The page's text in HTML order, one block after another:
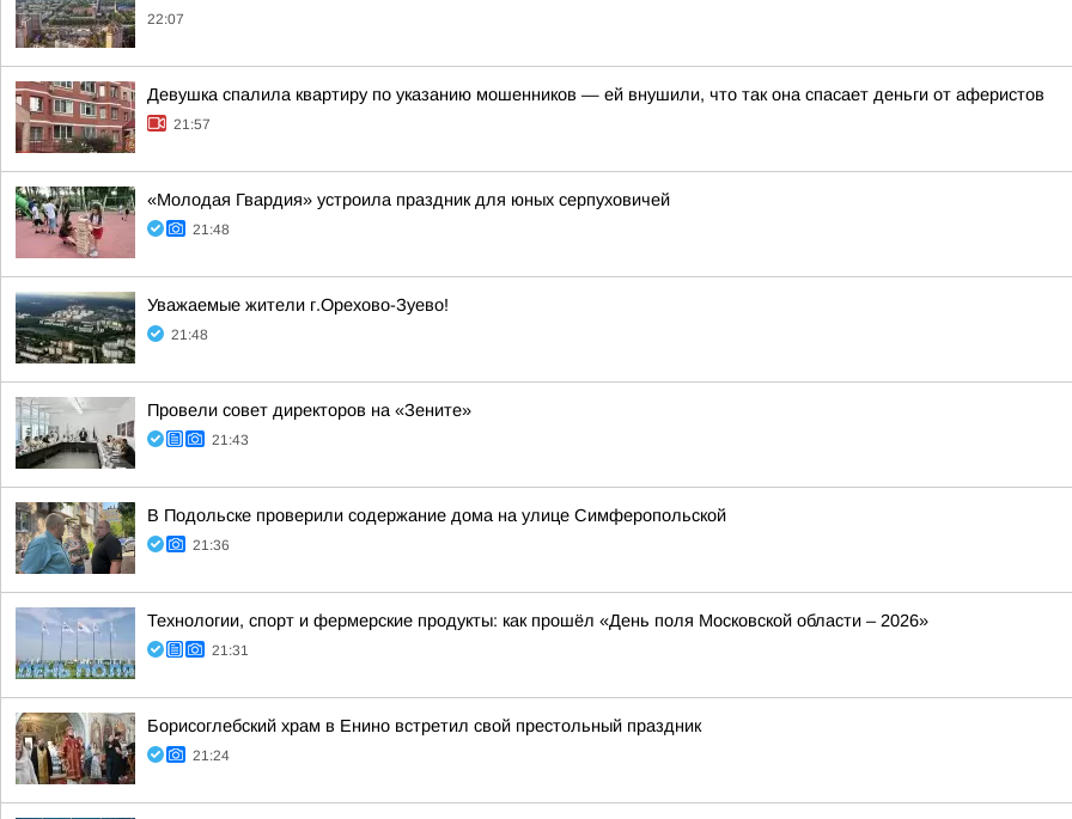
22:07
Девушка спалила квартиру по указанию мошенников — ей внушили, что так она спасает деньги от аферистов
21:57
«Молодая Гвардия» устроила праздник для юных серпуховичей
21:48
Уважаемые жители г.Орехово-Зуево!
21:48
Провели совет директоров на «Зените»
21:43
В Подольске проверили содержание дома на улице Симферопольской
21:36
Технологии, спорт и фермерские продукты: как прошёл «День поля Московской области – 2026»
21:31
Борисоглебский храм в Енино встретил свой престольный праздник
21:24